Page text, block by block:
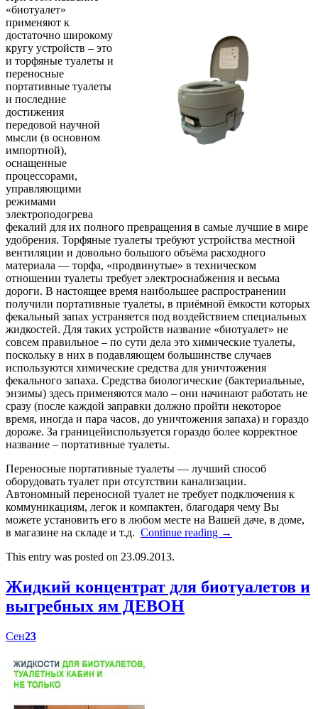
«биотуалет»
применяют к
достаточно широкому
кругу устройств – это
и торфяные туалеты и
переносные
портативные туалеты
и последние
достижения
передовой научной
мысли (в основном
импортной),
оснащенные
процессорами,
управляющими
режимами
электроподогрева
фекалий для их полного превращения в самые лучшие в мире
удобрения. Торфяные туалеты требуют устройства местной
вентиляции и довольно большого объёма расходного
материала — торфа, «продвинутые» в техническом
отношении туалеты требует электроснабжения и весьма
дороги. В настоящее время наибольшее распространении
получили портативные туалеты, в приёмной ёмкости которых
фекальный запах устраняется под воздействием специальных
жидкостей. Для таких устройств название «биотуалет» не
совсем правильное – по сути дела это химические туалеты,
поскольку в них в подавляющем большинстве случаев
используются химические средства для уничтожения
фекального запаха. Средства биологические (бактериальные,
энзимы) здесь применяются мало – они начинают работать не
сразу (после каждой заправки должно пройти некоторое
время, иногда и пара часов, до уничтожения запаха) и гораздо
дороже. За границейиспользуется гораздо более корректное
название – портативные туалеты.
Переносные портативные туалеты — лучший способ
оборудовать туалет при отсутствии канализации.
Автономный переносной туалет не требует подключения к
коммуникациям, легок и компактен, благодаря чему Вы
можете установить его в любом месте на Вашей даче, в доме,
в магазине на складе и т.д. Continue reading →
This entry was posted on 23.09.2013.
Жидкий концентрат для биотуалетов и
выгребных ям ДЕВОН
Сен23